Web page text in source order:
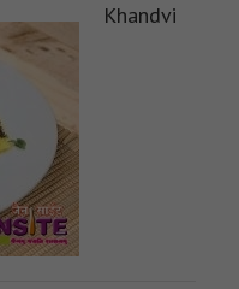
Khandvi